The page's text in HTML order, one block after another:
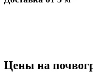
Цены на